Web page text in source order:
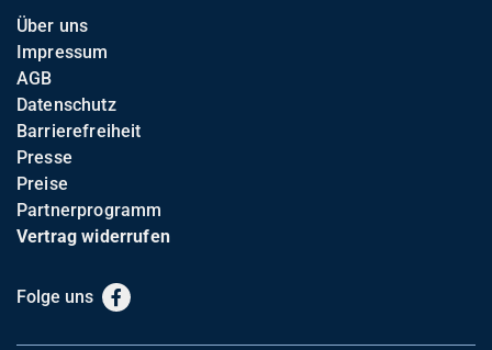
Über uns
Impressum
AGB
Datenschutz
Barrierefreiheit
Presse
Preise
Partnerprogramm
Vertrag widerrufen
Folge uns Facebook